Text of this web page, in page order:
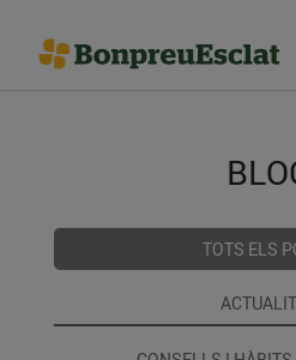
TOTS ELS